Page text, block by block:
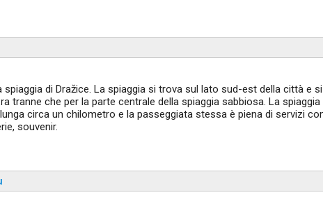
spiaggia di Dražice. La spiaggia si trova sul lato sud-est della città e
tranne che per la parte centrale della spiaggia sabbiosa. La
circa un chilometro e la passeggiata stessa è piena di servizi
souvenir.